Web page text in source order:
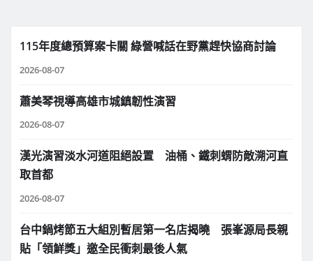
115年度總預算案卡關 綠營喊話在野黨趕快協商討論
2026-08-07
蕭美琴視導高雄市城鎮韌性演習
2026-08-07
漢光演習淡水河道阻絕設置 油桶、鐵刺蝟防敵溯河直
取首都
2026-08-07
台中鍋烤節五大組別暫居第一名店揭曉 張峯源局長親
貼「領鮮獎」邀全民衝刺最後人氣